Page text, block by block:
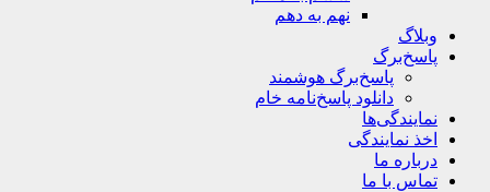
نهم به دهم
وبلاگ
پاسخ‌برگ
پاسخ‌برگ‌ هوشمند
دانلود پاسخ‌نامه خام
نمایندگی‌ها
اخذ نمایندگی
درباره ما
تماس با ما